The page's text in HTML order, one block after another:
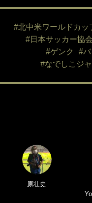
#北中米ワールドカッ
#日本サッカー協会
#ゲンク
#
#なでしこジ
原壮史